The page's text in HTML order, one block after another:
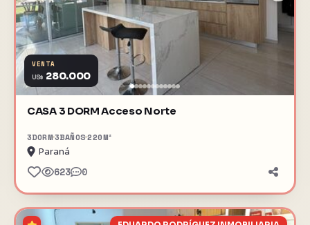
VENTA
US$ 280.000
CASA 3 DORM Acceso Norte
3DORM3BAÑOS220M²
Paraná
623 0